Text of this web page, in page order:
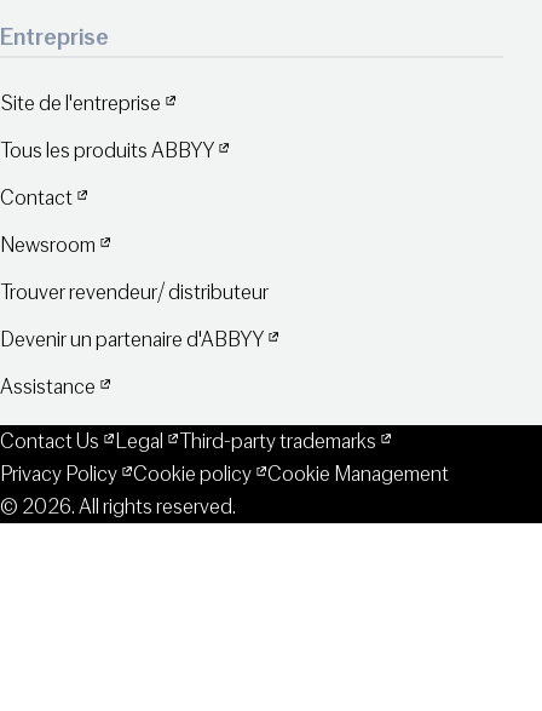
Entreprise
Site de l'entreprise
Tous les produits ABBYY
Contact
Newsroom
Trouver revendeur/ distributeur
Devenir un partenaire d'ABBYY
Assistance
Contact Us Legal
Third-party trademarks
Privacy Policy
Cookie policy
Cookie Management
© 2026. All rights reserved.